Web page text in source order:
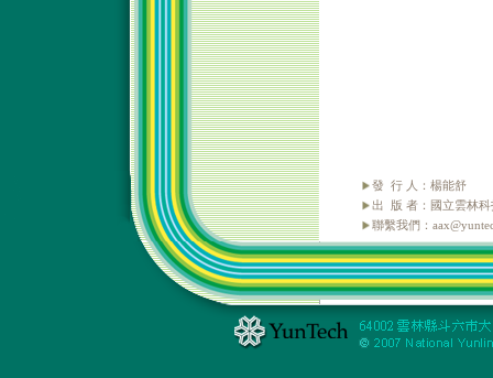
發 行 人：楊能舒
出 版 者：國立雲林科
聯繫我們：